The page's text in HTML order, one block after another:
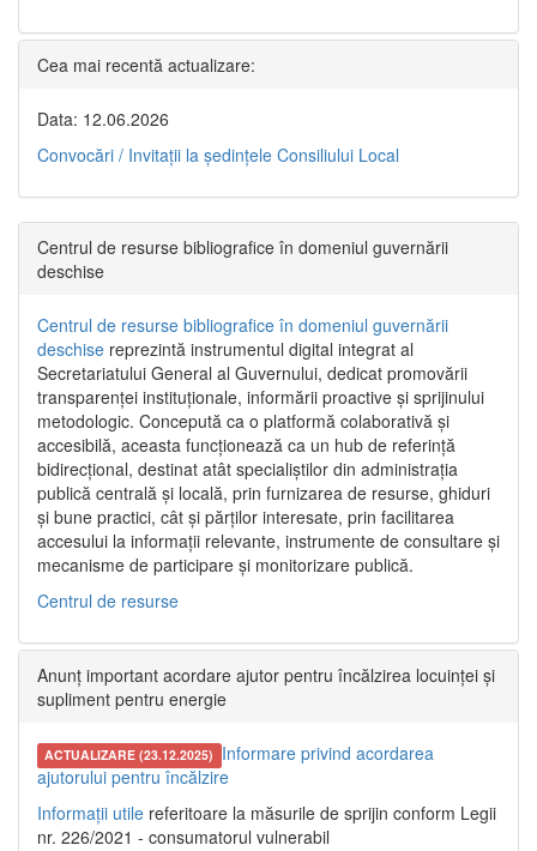
Cea mai recentă actualizare:
Data: 12.06.2026
Convocări / Invitaţii la şedinţele Consiliului Local
Centrul de resurse bibliografice în domeniul guvernării
deschise
Centrul de resurse bibliografice în domeniul guvernării
deschise reprezintă instrumentul digital integrat al
Secretariatului General al Guvernului, dedicat promovării
transparenței instituționale, informării proactive și sprijinului
metodologic. Concepută ca o platformă colaborativă și
accesibilă, aceasta funcționează ca un hub de referință
bidirecțional, destinat atât specialiștilor din administrația
publică centrală și locală, prin furnizarea de resurse, ghiduri
și bune practici, cât și părților interesate, prin facilitarea
accesului la informații relevante, instrumente de consultare și
mecanisme de participare și monitorizare publică.
Centrul de resurse
Anunț important acordare ajutor pentru încălzirea locuinței și
supliment pentru energie
ACTUALIZARE (23.12.2025) Informare privind acordarea
ajutorului pentru încălzire
Informații utile referitoare la măsurile de sprijin conform Legii
nr. 226/2021 - consumatorul vulnerabil